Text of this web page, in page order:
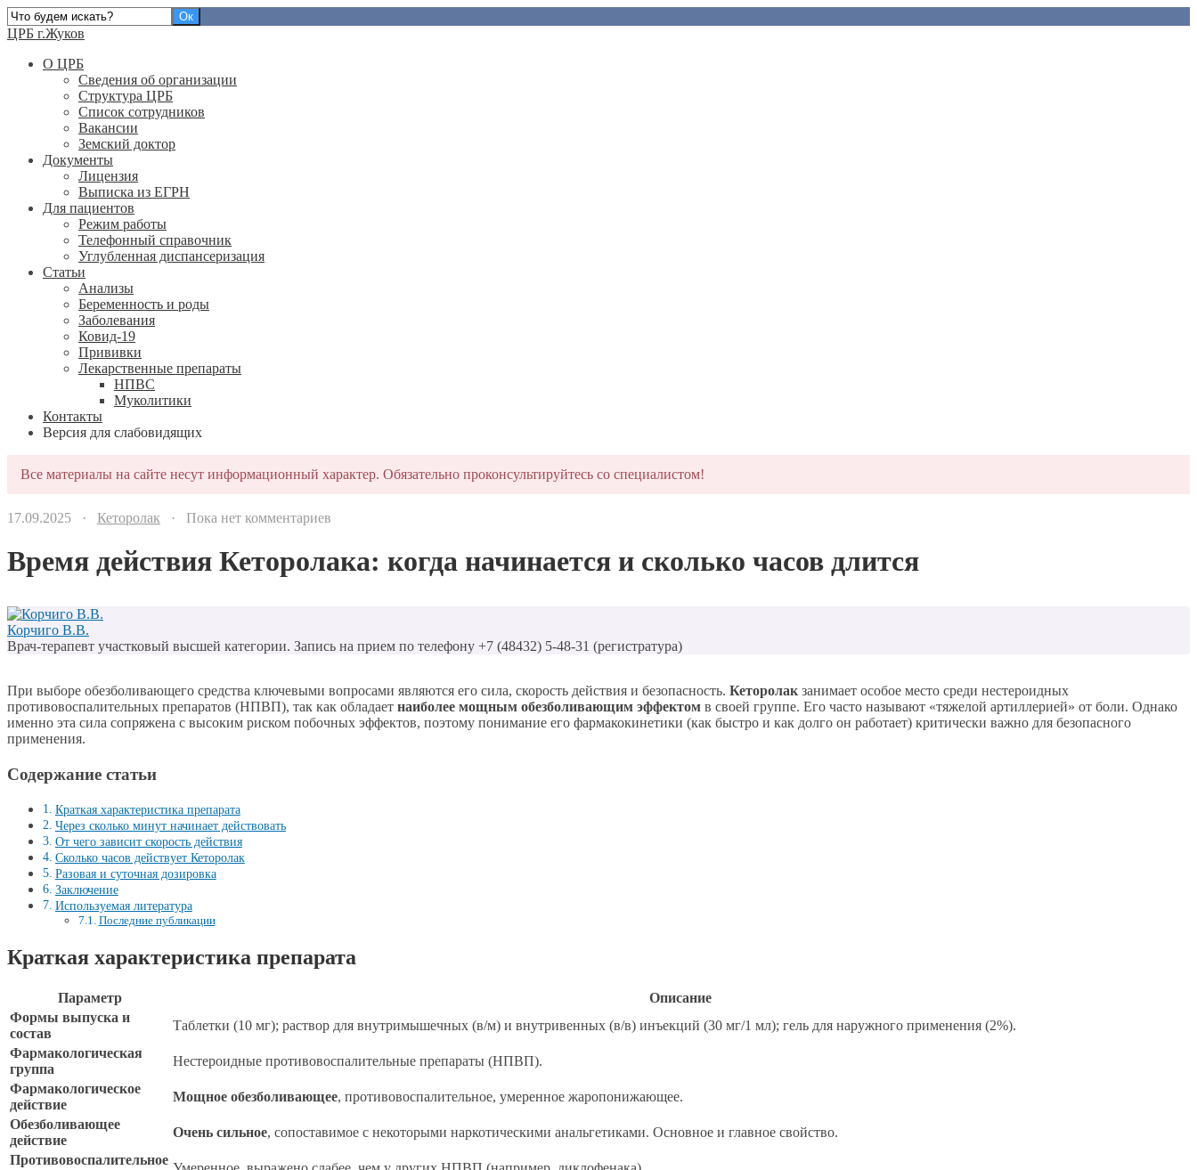
ЦРБ г.Жуков
О ЦРБ
Сведения об организации
Структура ЦРБ
Список сотрудников
Вакансии
Земский доктор
Документы
Лицензия
Выписка из ЕГРН
Для пациентов
Режим работы
Телефонный справочник
Углубленная диспансеризация
Статьи
Анализы
Беременность и роды
Заболевания
Ковид-19
Прививки
Лекарственные препараты
НПВС
Муколитики
Контакты
Версия для слабовидящих
Все материалы на сайте несут информационный характер. Обязательно проконсультируйтесь со специалистом!
17.09.2025 · Кеторолак · Пока нет комментариев
Время действия Кеторолака: когда начинается и сколько часов длится
Корчиго В.В.
Врач-терапевт участковый высшей категории. Запись на прием по телефону +7 (48432) 5-48-31 (регистратура)
При выборе обезболивающего средства ключевыми вопросами являются его сила, скорость действия и безопасность. Кеторолак занимает особое место среди нестероидных
противовоспалительных препаратов (НПВП), так как обладает наиболее мощным обезболивающим эффектом в своей группе. Его часто называют «тяжелой артиллерией» от боли. Однако
именно эта сила сопряжена с высоким риском побочных эффектов, поэтому понимание его фармакокинетики (как быстро и как долго он работает) критически важно для безопасного
применения.
Содержание статьи
Краткая характеристика препарата
Через сколько минут начинает действовать
От чего зависит скорость действия
Сколько часов действует Кеторолак
Разовая и суточная дозировка
Заключение
Используемая литература
Последние публикации
Краткая характеристика препарата
Параметр
Описание
Формы выпуска и
состав
Таблетки (10 мг); раствор для внутримышечных (в/м) и внутривенных (в/в) инъекций (30 мг/1 мл); гель для наружного применения (2%).
Фармакологическая
группа
Нестероидные противовоспалительные препараты (НПВП).
Фармакологическое
действие
Мощное обезболивающее, противовоспалительное, умеренное жаропонижающее.
Обезболивающее
действие
Очень сильное, сопоставимое с некоторыми наркотическими анальгетиками. Основное и главное свойство.
Противовоспалительное